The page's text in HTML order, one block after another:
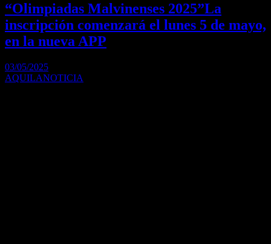
“Olimpiadas Malvinenses 2025”La
inscripción comenzará el lunes 5 de mayo,
en la nueva APP
03/05/2025
AQUILANOTICIA